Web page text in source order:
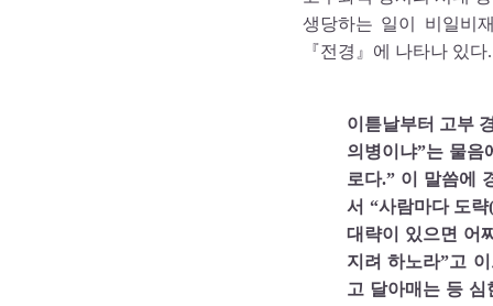
생당하는 일이 비일비
『전경』에 나타나 있다.
이튿날부터 고부
의병이냐”는 물음
로다.” 이 말씀에
서 “사람마다 도
대략이 있으면 어
지려 하노라”고
고 달아매는 등